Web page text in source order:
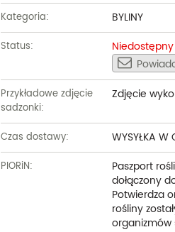
Kategoria: BYLINY
Status:
Niedostępny
Przykładowe zdjęcie
sadzonki:
Zdjęcie
Czas dostawy: WYSYŁKA W
PIORiN:
Paszport
dołączony
Potwierdza
rośliny
organizmów